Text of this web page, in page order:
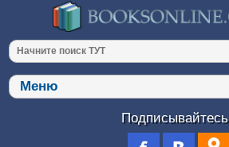
Подписывайтесь